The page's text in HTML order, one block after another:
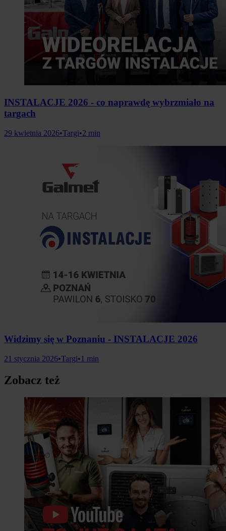
INSTALACJE 2026 - co naprawdę wybrzmiało na
targach
29 kwietnia 2026•Targi•2 min
Widzimy się w Poznaniu - INSTALACJE 2026
21 stycznia 2026•Targi•1 min
Zobacz też